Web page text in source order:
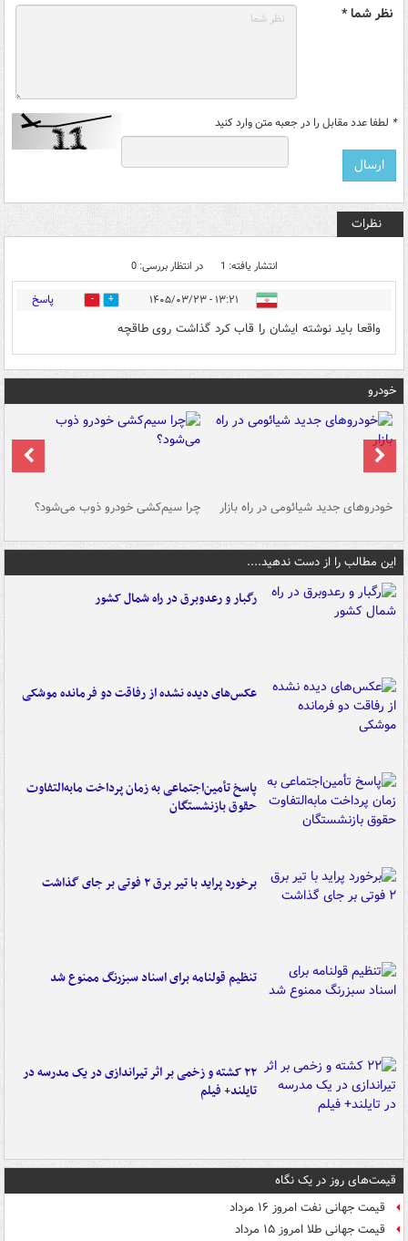
نظر شما *
* لطفا عدد مقابل را در جعبه متن وارد کنید
نظرات
انتشار یافته: 1 در انتظار بررسی: 0
۱۳:۲۱ - ۱۴۰۵/۰۳/۲۳ 0 پاسخ
واقعا باید نوشته ایشان را قاب کرد گذاشت روی طاقچه
خودرو
خودروهای جدید شیائومی در راه بازار چرا سیم‌کشی خودرو ذوب می‌شود؟
این مطالب را از دست ندهید....
رگبار و رعدوبرق در راه شمال کشور
عکس‌های دیده نشده از رفاقت دو فرمانده‌ موشکی
پاسخ تأمین‌اجتماعی به زمان پرداخت مابه‌التفاوت
حقوق بازنشستگان
برخورد پراید با تیر برق ۲ فوتی بر جای گذاشت
تنظیم قولنامه برای اسناد سبزرنگ ممنوع شد
۲۲ کشته و زخمی بر اثر تیراندازی در یک مدرسه در
تایلند+ فیلم
قیمت‌های روز در یک نگاه
قیمت جهانی نفت امروز ۱۶ مرداد
قیمت جهانی طلا امروز ۱۵ مرداد